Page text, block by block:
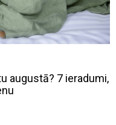
augustā? 7 ieradumi,